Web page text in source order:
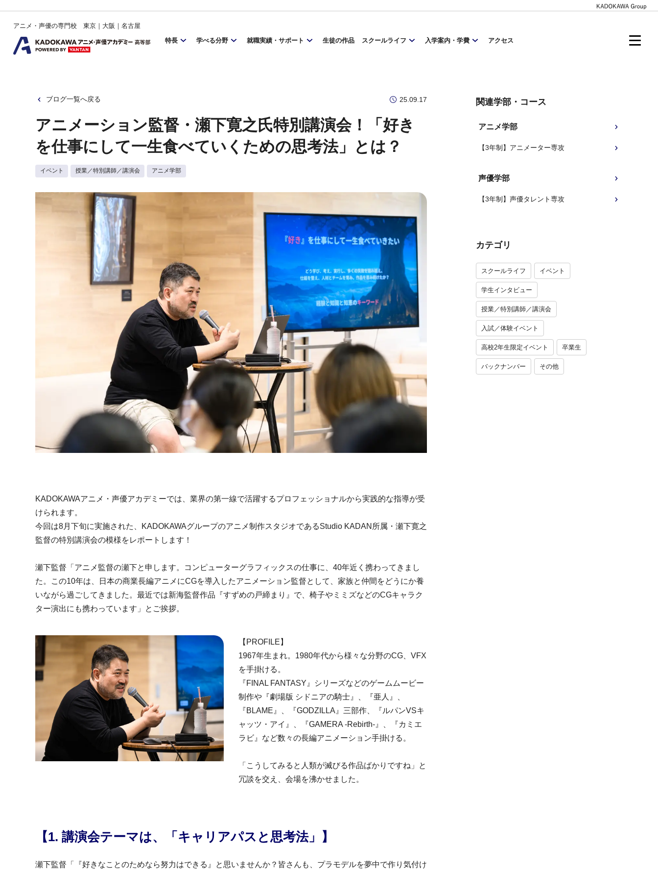
アニメ・声優の専門校 東京｜大阪｜名古屋
特長
学べる分野 就職実績・サポート 生徒の作品 スクールライフ 入学案内・学費 アクセス
ブログ一覧へ戻る 25.09.17
アニメーション監督・瀬下寛之氏特別講演会！「好き
を仕事にして一生食べていくための思考法」とは？
イベント 授業／特別講師／講演会 アニメ学部
KADOKAWAアニメ・声優アカデミーでは、業界の第一線で活躍するプロフェッショナルから実践的な指導が受
けられます。
今回は8月下旬に実施された、KADOKAWAグループのアニメ制作スタジオであるStudio KADAN所属・瀬下寛之
監督の特別講演会の模様をレポートします！
瀬下監督「アニメ監督の瀬下と申します。コンピューターグラフィックスの仕事に、40年近く携わってきまし
た。この10年は、日本の商業長編アニメにCGを導入したアニメーション監督として、家族と仲間をどうにか養
いながら過ごしてきました。最近では新海監督作品『すずめの戸締まり』で、椅子やミミズなどのCGキャラク
ター演出にも携わっています」とご挨拶。
【PROFILE】
1967年生まれ。1980年代から様々な分野のCG、VFX
を手掛ける。
『FINAL FANTASY』シリーズなどのゲームムービー
制作や『劇場版 シドニアの騎士』、『亜人』、
『BLAME』、『GODZILLA』三部作、『ルパンVSキ
ャッツ・アイ』、『GAMERA -Rebirth-』、『カミエ
ラビ』など数々の長編アニメーション手掛ける。
「こうしてみると人類が滅びる作品ばかりですね」と
冗談を交え、会場を沸かせました。
【1. 講演会テーマは、「キャリアパスと思考法」】
瀬下監督「『好きなことのためなら努力はできる』と思いませんか？皆さんも、プラモデルを夢中で作り気付け
関連学部・コース
アニメ学部
【3年制】アニメーター専攻
声優学部
【3年制】声優タレント専攻
カテゴリ
スクールライフ イベント
学生インタビュー
授業／特別講師／講演会
入試／体験イベント
高校2年生限定イベント 卒業生
バックナンバー その他